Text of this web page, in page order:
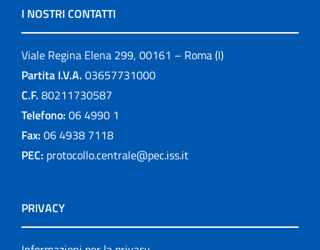
I NOSTRI CONTATTI
Viale Regina Elena 299, 00161 – Roma (I)
Partita I.V.A. 03657731000
C.F. 80211730587
Telefono: 06 4990 1
Fax: 06 4938 7118
PEC: protocollo.centrale@pec.iss.it
PRIVACY